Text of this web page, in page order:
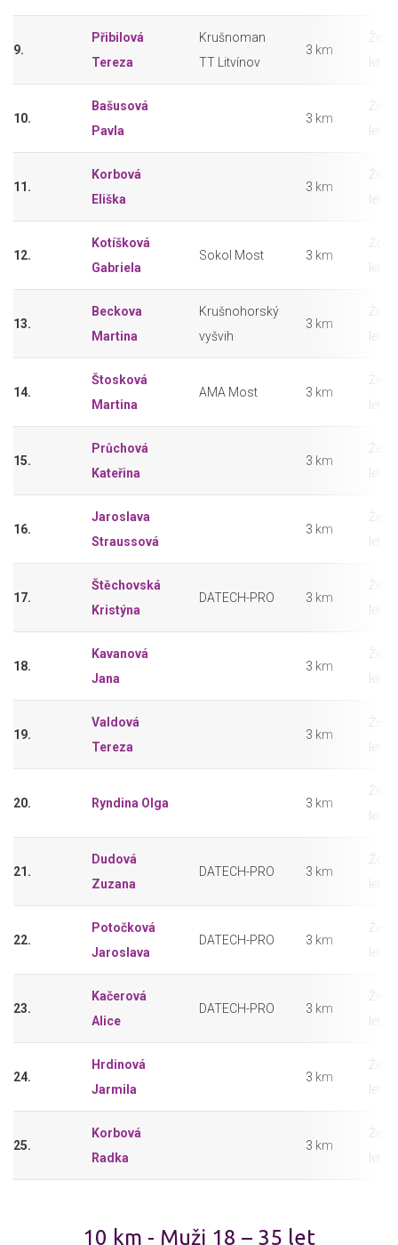
9.
Přibilová
Tereza
Krušnoman
TT Litvínov
3 km
let
10.
Bašusová
Pavla
3 km
let
11.
Korbová
Eliška
3 km
let
12.
Kotíšková
Gabriela
Sokol Most 3 km
let
13.
Beckova
Martina
Krušnohorský
vyšvih
3 km
let
14.
Štosková
Martina
AMA Most 3 km
let
15.
Průchová
Kateřina
3 km
let
16.
Jaroslava
Straussová
3 km
let
17.
Štěchovská
Kristýna
DATECH-PRO 3 km
let
18.
Kavanová
Jana
3 km
let
19.
Valdová
Tereza
3 km
let
20. Ryndina Olga 3 km
let
21.
Dudová
Zuzana
DATECH-PRO 3 km
let
22.
Potočková
Jaroslava
DATECH-PRO 3 km
let
23.
Kačerová
Alice
DATECH-PRO 3 km
let
24.
Hrdinová
Jarmila
3 km
let
25.
Korbová
Radka
3 km
let
10 km - Muži 18 – 35 let